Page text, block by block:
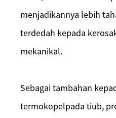
menjadikannya lebih
terdedah kepada
mekanikal.
Sebagai tambahan
termokopelpada tiub,